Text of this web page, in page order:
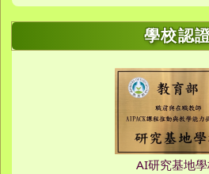
學校認
AI研究基地